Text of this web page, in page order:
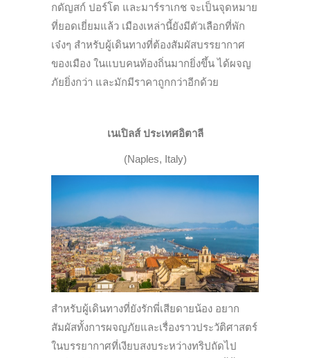
กดัญสก์ ปอร์โต และมาร์ราเกช จะเป็นจุดหมาย
ที่ยอดเยี่ยมแล้ว เมืองเหล่านี้ยังมีตัวเลือกที่พัก
เจ๋งๆ สำหรับผู้เดินทางที่ต้องสัมผัสบรรยากาศ
ของเมือง ในแบบคนท้องถิ่นมากยิ่งขึ้น ได้ผจญ
ภัยยิ่งกว่า และมักมีราคาถูกกว่าอีกด้วย
เนเปิลส์ ประเทศอิตาลี
(Naples, Italy)
สำหรับผู้เดินทางที่ยังรักพี่เสียดายน้อง อยาก
สัมผัสทั้งการผจญภัยและเรื่องราวประวัติศาสตร์
ในบรรยากาศที่เงียบสงบระหว่างทริปถัดไป